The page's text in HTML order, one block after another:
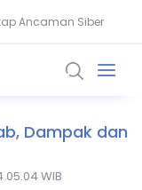
Ancaman Siber
Zero Trust Diperkuat
Dampak dan
05.04 WIB